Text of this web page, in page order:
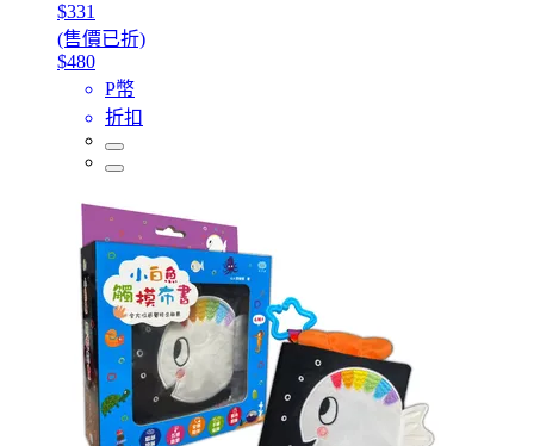
$331
(售價已折)
$480
P幣
折扣